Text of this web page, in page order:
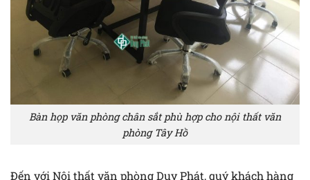
Bàn họp văn phòng chân sắt phù hợp cho nội thất văn
phòng Tây Hồ
Đến với Nội thất văn phòng Duy Phát, quý khách hàng